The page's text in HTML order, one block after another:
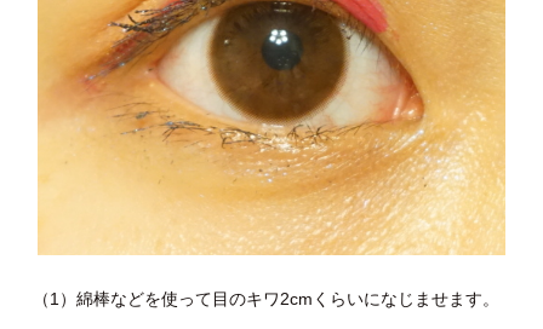
（1）綿棒などを使って目のキワ2cmくらいになじませます。